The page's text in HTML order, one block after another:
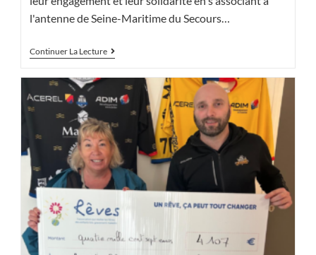
l'antenne de Seine-Maritime du Secours…
Continuer La LectureChristmas
Game
Élan
De
Générosité
Et
De
Solidarité
!